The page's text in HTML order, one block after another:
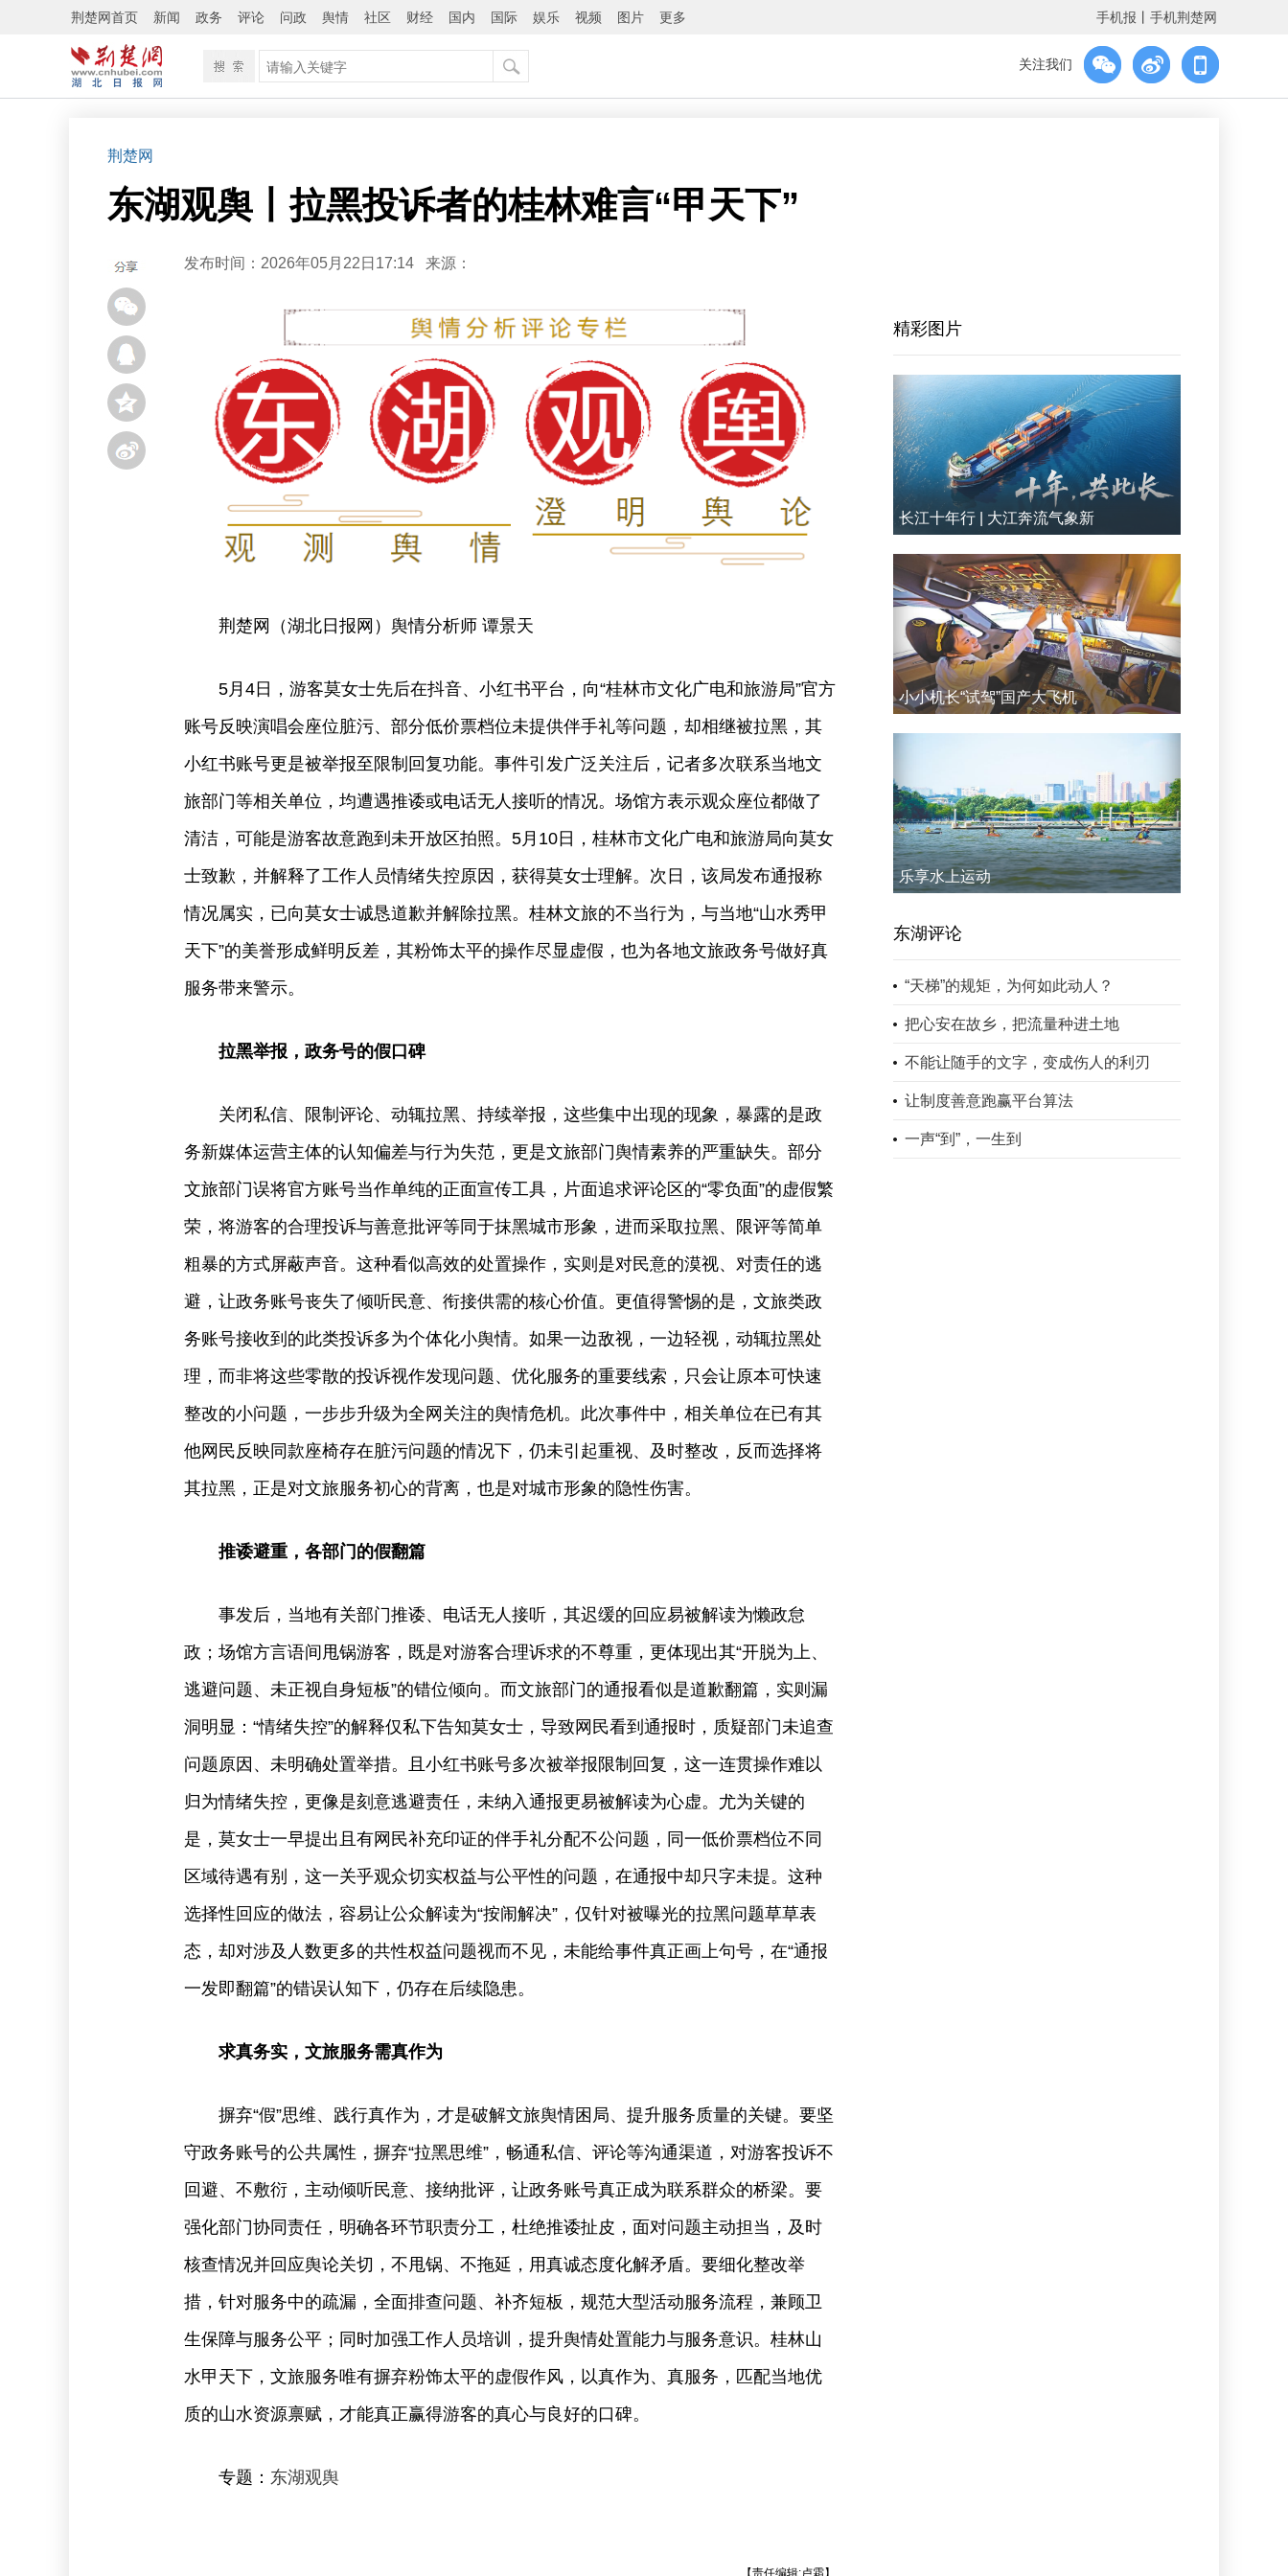
荆楚网首页 新闻 政务 评论 问政 舆情 社区 财经 国内 国际 娱乐 视频 图片 更多 手机报 手机荆楚网
关注我们
荆楚网
东湖观舆丨拉黑投诉者的桂林难言“甲天下”
发布时间：2026年05月22日17:14 来源：
荆楚网（湖北日报网）舆情分析师 谭景天
5月4日，游客莫女士先后在抖音、小红书平台，向“桂林市文化广电和旅游局”官方
账号反映演唱会座位脏污、部分低价票档位未提供伴手礼等问题，却相继被拉黑，其
小红书账号更是被举报至限制回复功能。事件引发广泛关注后，记者多次联系当地文
旅部门等相关单位，均遭遇推诿或电话无人接听的情况。场馆方表示观众座位都做了
清洁，可能是游客故意跑到未开放区拍照。5月10日，桂林市文化广电和旅游局向莫女
士致歉，并解释了工作人员情绪失控原因，获得莫女士理解。次日，该局发布通报称
情况属实，已向莫女士诚恳道歉并解除拉黑。桂林文旅的不当行为，与当地“山水秀甲
天下”的美誉形成鲜明反差，其粉饰太平的操作尽显虚假，也为各地文旅政务号做好真
服务带来警示。
拉黑举报，政务号的假口碑
关闭私信、限制评论、动辄拉黑、持续举报，这些集中出现的现象，暴露的是政
务新媒体运营主体的认知偏差与行为失范，更是文旅部门舆情素养的严重缺失。部分
文旅部门误将官方账号当作单纯的正面宣传工具，片面追求评论区的“零负面”的虚假繁
荣，将游客的合理投诉与善意批评等同于抹黑城市形象，进而采取拉黑、限评等简单
粗暴的方式屏蔽声音。这种看似高效的处置操作，实则是对民意的漠视、对责任的逃
避，让政务账号丧失了倾听民意、衔接供需的核心价值。更值得警惕的是，文旅类政
务账号接收到的此类投诉多为个体化小舆情。如果一边敌视，一边轻视，动辄拉黑处
理，而非将这些零散的投诉视作发现问题、优化服务的重要线索，只会让原本可快速
整改的小问题，一步步升级为全网关注的舆情危机。此次事件中，相关单位在已有其
他网民反映同款座椅存在脏污问题的情况下，仍未引起重视、及时整改，反而选择将
其拉黑，正是对文旅服务初心的背离，也是对城市形象的隐性伤害。
推诿避重，各部门的假翻篇
事发后，当地有关部门推诿、电话无人接听，其迟缓的回应易被解读为懒政怠
政；场馆方言语间甩锅游客，既是对游客合理诉求的不尊重，更体现出其“开脱为上、
逃避问题、未正视自身短板”的错位倾向。而文旅部门的通报看似是道歉翻篇，实则漏
洞明显：“情绪失控”的解释仅私下告知莫女士，导致网民看到通报时，质疑部门未追查
问题原因、未明确处置举措。且小红书账号多次被举报限制回复，这一连贯操作难以
归为情绪失控，更像是刻意逃避责任，未纳入通报更易被解读为心虚。尤为关键的
是，莫女士一早提出且有网民补充印证的伴手礼分配不公问题，同一低价票档位不同
区域待遇有别，这一关乎观众切实权益与公平性的问题，在通报中却只字未提。这种
选择性回应的做法，容易让公众解读为“按闹解决”，仅针对被曝光的拉黑问题草草表
态，却对涉及人数更多的共性权益问题视而不见，未能给事件真正画上句号，在“通报
一发即翻篇”的错误认知下，仍存在后续隐患。
求真务实，文旅服务需真作为
摒弃“假”思维、践行真作为，才是破解文旅舆情困局、提升服务质量的关键。要坚
守政务账号的公共属性，摒弃“拉黑思维”，畅通私信、评论等沟通渠道，对游客投诉不
回避、不敷衍，主动倾听民意、接纳批评，让政务账号真正成为联系群众的桥梁。要
强化部门协同责任，明确各环节职责分工，杜绝推诿扯皮，面对问题主动担当，及时
核查情况并回应舆论关切，不甩锅、不拖延，用真诚态度化解矛盾。要细化整改举
措，针对服务中的疏漏，全面排查问题、补齐短板，规范大型活动服务流程，兼顾卫
生保障与服务公平；同时加强工作人员培训，提升舆情处置能力与服务意识。桂林山
水甲天下，文旅服务唯有摒弃粉饰太平的虚假作风，以真作为、真服务，匹配当地优
质的山水资源禀赋，才能真正赢得游客的真心与良好的口碑。
专题： 东湖观舆
【责任编辑:卢霜】
精彩图片
长江十年行 | 大江奔流气象新
小小机长“试驾”国产大飞机
乐享水上运动
东湖评论
“天梯”的规矩，为何如此动人？
把心安在故乡，把流量种进土地
不能让随手的文字，变成伤人的利刃
让制度善意跑赢平台算法
一声“到”，一生到